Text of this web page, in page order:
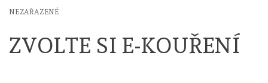
NEZAŘAZENÉ
ZVOLTE SI E-KOUŘENÍ